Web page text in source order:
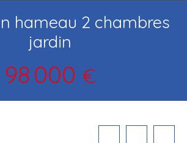
hameau 2 chambres
jardin
98 000 €